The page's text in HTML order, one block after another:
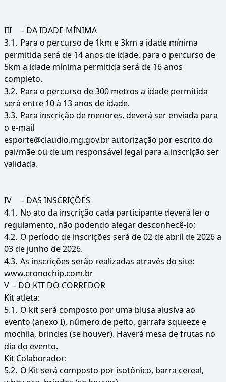
III
– DA IDADE MÍNIMA
3.1. Para o percurso de 1km e 3km a idade mínima
permitida será de 14 anos de idade, para o percurso de
5km a idade mínima permitida será de 16 anos
completo.
3.2. Para o percurso de 300 metros a idade permitida
será entre 10 à 13 anos de idade.
3.3. Para inscrição de menores, deverá ser enviada para
o e-mail
esporte@claudio.mg.gov.br autorização por escrito do
pai/mãe ou de um responsável legal para a inscrição ser
validada.
IV
– DAS INSCRIÇÕES
4.1. No ato da inscrição cada participante deverá ler o
regulamento, não podendo alegar desconhecê-lo;
4.2. O período de inscrições será de 02 de abril de 2026 a
03 de junho de 2026.
4.3. As inscrições serão realizadas através do site:
www.cronochip.com.br
V – DO KIT DO CORREDOR
Kit atleta:
5.1. O kit será composto por uma blusa alusiva ao
evento (anexo I), número de peito, garrafa squeeze e
mochila, brindes (se houver). Haverá mesa de frutas no
dia do evento.
Kit Colaborador:
5.2. O Kit será composto por isotônico, barra cereal,